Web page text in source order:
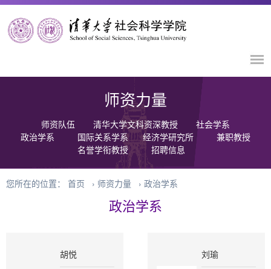
师资力量
师资队伍 清华大学文科资深教授
社会学系
政治学系
国际关系学系 经济学研究所
兼职教授
名誉学衔教授
招聘信息
您所在的位置： 首页 › 师资力量 › 政治学系
政治学系
胡悦 刘瑜